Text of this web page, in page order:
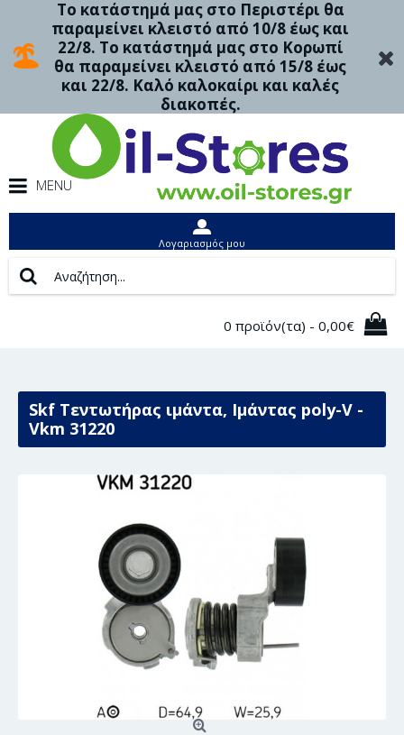
Το κατάστημά μας στο Περιστέρι θα
παραμείνει κλειστό από 10/8 έως και
22/8. Το κατάστημά μας στο Κορωπί
θα παραμείνει κλειστό από 15/8 έως
και 22/8. Καλό καλοκαίρι και καλές
διακοπές.
MENU
Λογαριασμός μου
0 προϊόν(τα) - 0,00€
Skf Τεντωτήρας ιμάντα, Ιμάντας poly-V -
Vkm 31220